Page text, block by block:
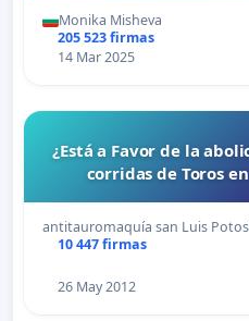
más duras para los
cometidos contra los
Monika Misheva
205 523 firmas
14 Mar 2025
¿Está a Favor de la
corridas de Toros en
antitauromaquía san Luis
10 447 firmas
26 May 2012